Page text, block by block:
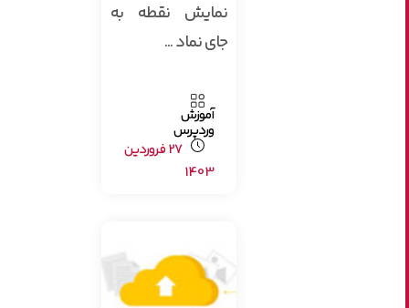
نمایش نقطه به
جای نماد ...
آموزش
وردپرس
27 فروردین
1403